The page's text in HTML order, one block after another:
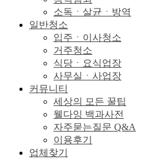
소독ㆍ살균ㆍ방역
일반청소
입주ㆍ이사청소
거주청소
식당ㆍ요식업장
사무실ㆍ사업장
커뮤니티
세상의 모든 꿀팁
웰다잉 백과사전
자주묻는질문 Q&A
이용후기
업체찾기